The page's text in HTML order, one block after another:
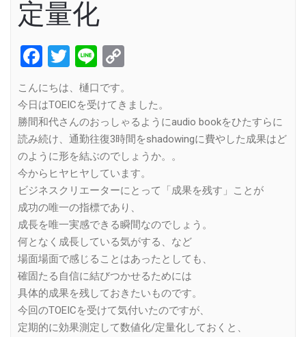
定量化
Facebook
Twitter
Line
こんにちは、樋口です。
今日はTOEICを受けてきました。
勝間和代さんのおっしゃるようにaudio bookをひたすらに
読み続け、通勤往復3時間をshadowingに費やした成果はど
のように形を結ぶのでしょうか。。
今からヒヤヒヤしています。
ビジネスクリエーターにとって「成果を残す」ことが
成功の唯一の指標であり、
成長を唯一実感できる瞬間なのでしょう。
何となく成長している気がする、など
場面場面で感じることはあったとしても、
確固たる自信に結びつかせるためには
具体的成果を残しておきたいものです。
今回のTOEICを受けて気付いたのですが、
定期的に効果測定して数値化/定量化しておくと、